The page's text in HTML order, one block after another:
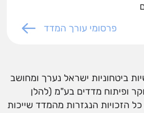
פרסומי עורך המדד
ביטחוניות ישראל נערך ומחושב
ופיתוח מדדים בע"מ (להלן
הזכויות הנגזרות מהמדד שייכות